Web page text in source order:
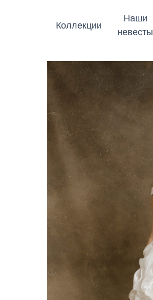
Коллекции
Наши
невесты